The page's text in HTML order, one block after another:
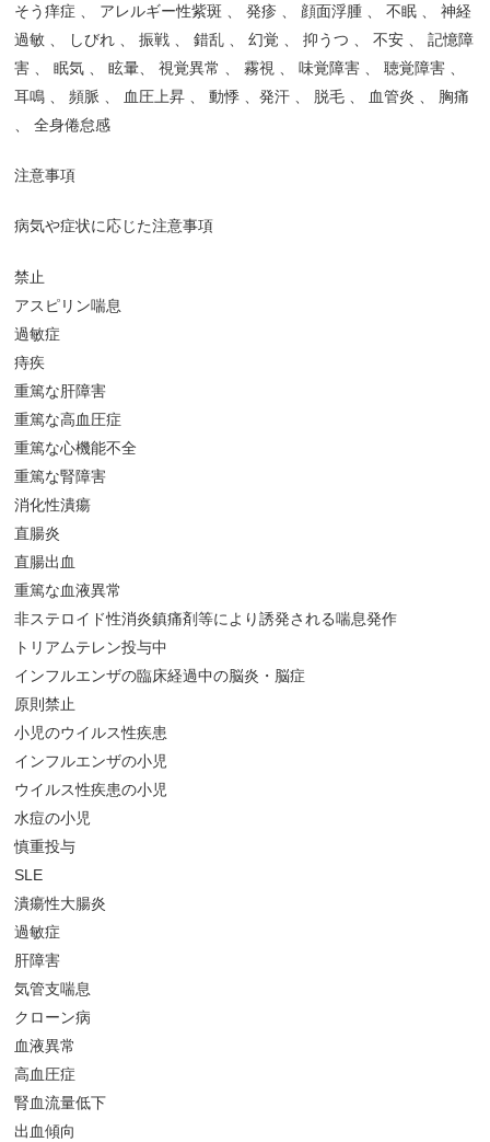
そう痒症
アレルギー性紫斑 発疹 顔面浮腫 不眠
神経
過敏
しびれ 振戦 錯乱 幻覚 抑うつ 不安
記憶障
害
眠気 眩暈 視覚異常 霧視 味覚障害 聴覚障害
耳鳴
頻脈 血圧上昇 動悸 、発汗 脱毛 血管炎
胸痛
全身倦怠感
注意事項
病気や症状に応じた注意事項
禁止
アスピリン喘息
過敏症
痔疾
重篤な肝障害
重篤な高血圧症
重篤な心機能不全
重篤な腎障害
消化性潰瘍
直腸炎
直腸出血
重篤な血液異常
非ステロイド性消炎鎮痛剤等により誘発される喘息発作
トリアムテレン投与中
インフルエンザの臨床経過中の脳炎・脳症
原則禁止
小児のウイルス性疾患
インフルエンザの小児
ウイルス性疾患の小児
水痘の小児
慎重投与
SLE
潰瘍性大腸炎
過敏症
肝障害
気管支喘息
クローン病
血液異常
高血圧症
腎血流量低下
出血傾向